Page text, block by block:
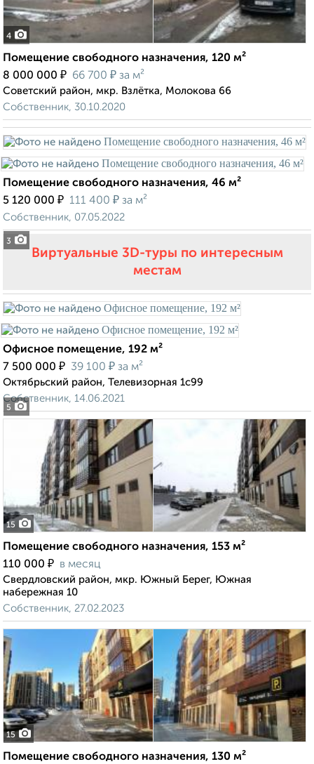
4
Помещение свободного назначения, 120 м²
8 000 000 ₽ 66 700 ₽ за м²
Советский район, мкр. Взлётка, Молокова 66
Собственник, 30.10.2020
3
Помещение свободного назначения, 46 м²
5 120 000 ₽ 111 400 ₽ за м²
Собственник, 07.05.2022
Виртуальные 3D-туры по интересным
местам
5
Офисное помещение, 192 м²
7 500 000 ₽ 39 100 ₽ за м²
Октябрьский район, Телевизорная 1с99
Собственник, 14.06.2021
15
Помещение свободного назначения, 153 м²
110 000 ₽ в месяц
Свердловский район, мкр. Южный Берег, Южная
набережная 10
Собственник, 27.02.2023
15
Помещение свободного назначения, 130 м²